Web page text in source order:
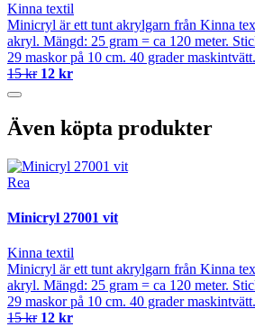
Kinna textil
Minicryl är ett tunt akrylgarn från Kinna
akryl. Mängd: 25 gram = ca 120 meter.
29 maskor på 10 cm. 40 grader maskintvätt.
15 kr 12 kr
Även köpta produkter
Rea
Minicryl 27001 vit
Kinna textil
Minicryl är ett tunt akrylgarn från Kinna
akryl. Mängd: 25 gram = ca 120 meter.
29 maskor på 10 cm. 40 grader maskintvätt.
15 kr 12 kr